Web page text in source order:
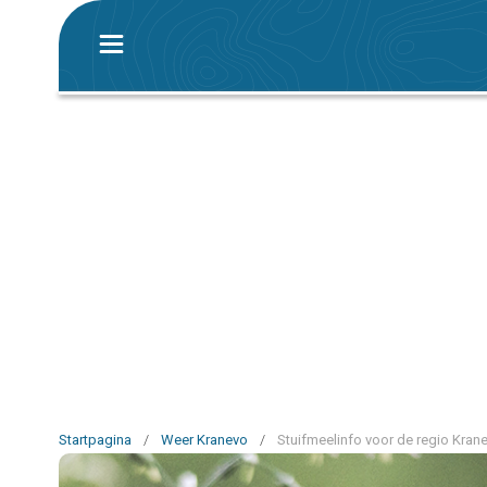
Startpagina / Weer Kranevo / Stuifmeelinfo voor de regio